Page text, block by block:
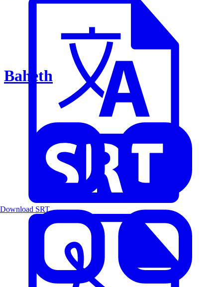
Baheth
Download SRT